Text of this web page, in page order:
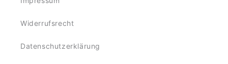
Widerrufsrecht
Datenschutzerklärung